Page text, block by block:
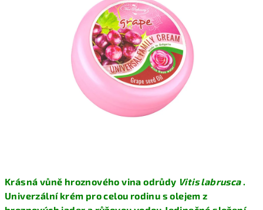
Krásná vůně hroznového vina odrůdy Vitis labrusca.
Univerzální krém pro celou rodinu s olejem z
hvězdiček.